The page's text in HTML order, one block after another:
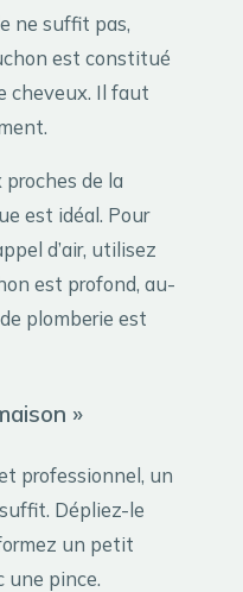
ne suffit pas,
est constitué
cheveux. Il faut
de la
est idéal. Pour
d’air, utilisez
est profond, au-
plomberie est
»
professionnel, un
Dépliez-le
un petit
une pince.